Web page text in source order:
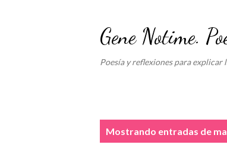
Gene Notime.
Poesía y reflexiones para explicar
Mostrando entradas de